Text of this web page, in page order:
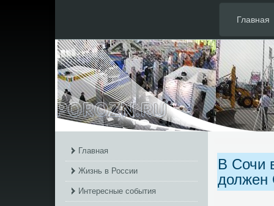
Главная
Главная
Жизнь в России
Интересные события
В Сочи
должен